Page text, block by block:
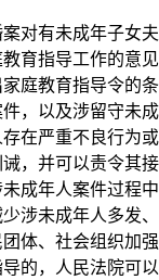
有未成年子女
育指导工作的
庭教育指导令
，以及涉留守
在严重不良行
，并可以责令
成年人案件过
涉未成年人多发
体、社会组织
的，人民法院